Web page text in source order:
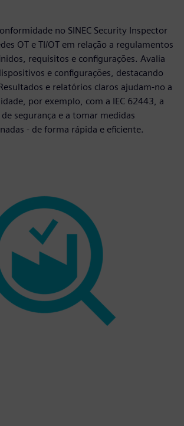
no SINEC Security Inspector
OT e TI/OT em relação a regulamentos
requisitos e configurações. Avalia
e configurações, destacando
e relatórios claros ajudam-no a
por exemplo, com a IEC 62443, a
segurança e a tomar medidas
- de forma rápida e eficiente.